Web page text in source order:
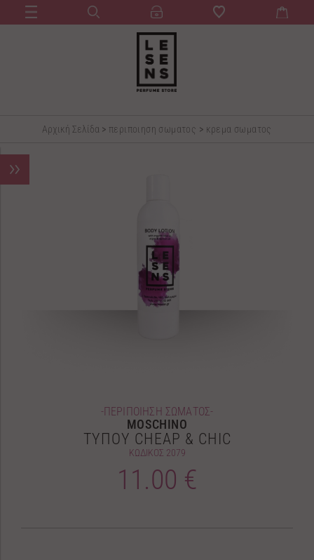
Αρχική Σελίδα > περιποιηση σωματος > κρεμα σωματος
-ΠΕΡΙΠΟΙΗΣΗ ΣΩΜΑΤΟΣ-
MOSCHINO
ΤΥΠΟΥ CHEAP & CHIC
ΚΩΔΙΚΟΣ 2079
11.00 €